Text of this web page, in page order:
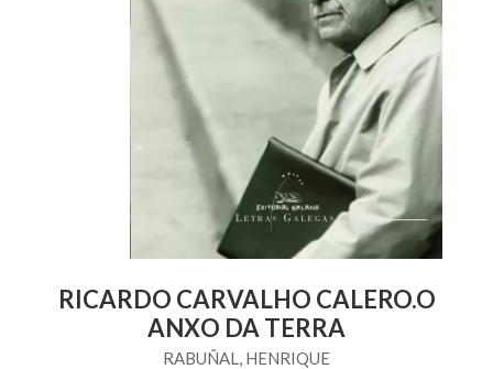
RICARDO CARVALHO CALERO.O
ANXO DA TERRA
RABUÑAL, HENRIQUE